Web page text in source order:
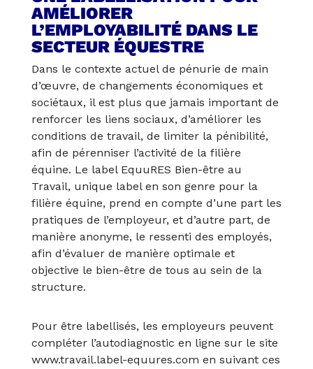
AMÉLIORER
L’EMPLOYABILITÉ DANS LE
SECTEUR ÉQUESTRE
Dans le contexte actuel de pénurie de main
d’œuvre, de changements économiques et
sociétaux, il est plus que jamais important de
renforcer les liens sociaux, d’améliorer les
conditions de travail, de limiter la pénibilité,
afin de pérenniser l’activité de la filière
équine. Le label EquuRES Bien-être au
Travail, unique label en son genre pour la
filière équine, prend en compte d’une part les
pratiques de l’employeur, et d’autre part, de
manière anonyme, le ressenti des employés,
afin d’évaluer de manière optimale et
objective le bien-être de tous au sein de la
structure.
Pour être labellisés, les employeurs peuvent
compléter l’autodiagnostic en ligne sur le site
www.travail.label-equures.com en suivant ces